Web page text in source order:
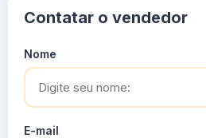
Contatar o vendedor
Nome
E-mail